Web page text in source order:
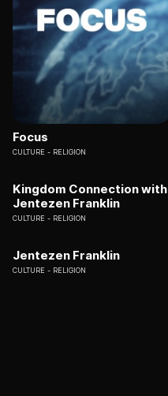
Focus
CULTURE RELIGION
Kingdom Connection with
Jentezen Franklin
CULTURE RELIGION
Jentezen Franklin
CULTURE RELIGION